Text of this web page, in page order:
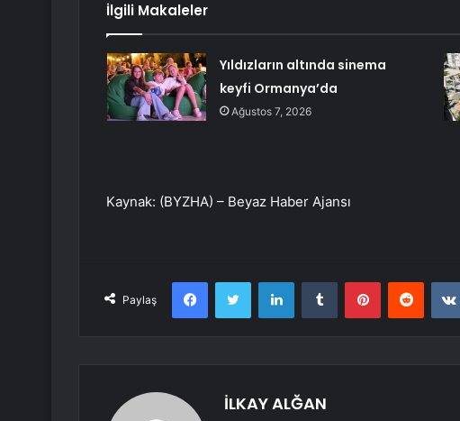
İlgili Makaleler
Yıldızların altında sinema
keyfi Ormanya’da
Ağustos 7, 2026
Kaynak: (BYZHA) – Beyaz Haber Ajansı
Paylaş
FacebookTwitter LinkedInTumblr PinterestReddit
İLKAY ALĞAN